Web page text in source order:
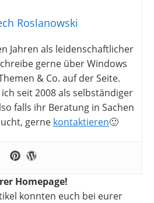
Roslanowski
Jahren als leidenschaftlicher
gerne über Windows
& Co. auf der Seite.
seit 2008 als selbständiger
falls ihr Beratung in Sachen
gerne kontaktieren🙂
Homepage!
konnten euch bei eurer